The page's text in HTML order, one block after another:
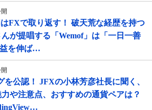
FXで取り返す！ 破天荒な経歴を持つ
が提唱する「Wemof」は「一日一善
益を伸ば…
公認！ JFXの小林芳彦社長に聞く、
や注意点、おすすめの通貨ペアは？